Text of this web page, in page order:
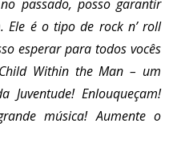
passado, posso garantir
Ele é o tipo de rock n’ roll
esperar para todos vocês
Child Within the Man – um
Enlouqueçam!
música! Aumente o